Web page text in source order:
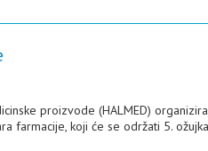
proizvode (HALMED)
farmacije, koji će se održati 5.